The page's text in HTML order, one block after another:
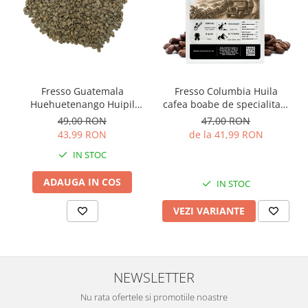
Decofeinizată (pentru variantă fără cofeină vezi cafea
Compoziție 100% Arabica
Altitudine 1800 m
Washed (Spălată)
Fresso Guatemala
Huehuetenango Huipil
cafea boabe verde de
origine 250g
49,00 RON
43,99 RON
IN STOC
ADAUGA IN COS
Fresso Columbia Huila
cafea boabe de specialitate
proaspăt prăjită și
decofeinizată
47,00 RON
de la 41,99 RON
IN STOC
VEZI VARIANTE
NEWSLETTER
Nu rata ofertele si promotiile noastre